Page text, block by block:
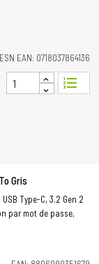
EAN: 0718037864136
format_list_numbered
Gris
Type-C, 3.2 Gen 2
par mot de passe,